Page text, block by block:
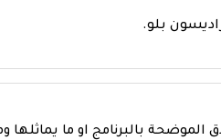
الموضحة بالبرنامج او ما